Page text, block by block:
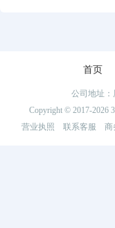
首页
公司地址
Copyright © 2017-2026
营业执照
联系客服 商